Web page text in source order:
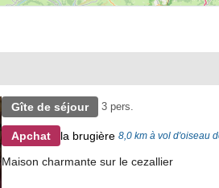
Gîte de séjour 3 pers.
Apchat la brugière 8,0 km à vol d'oiseau
Maison charmante sur le cezallier